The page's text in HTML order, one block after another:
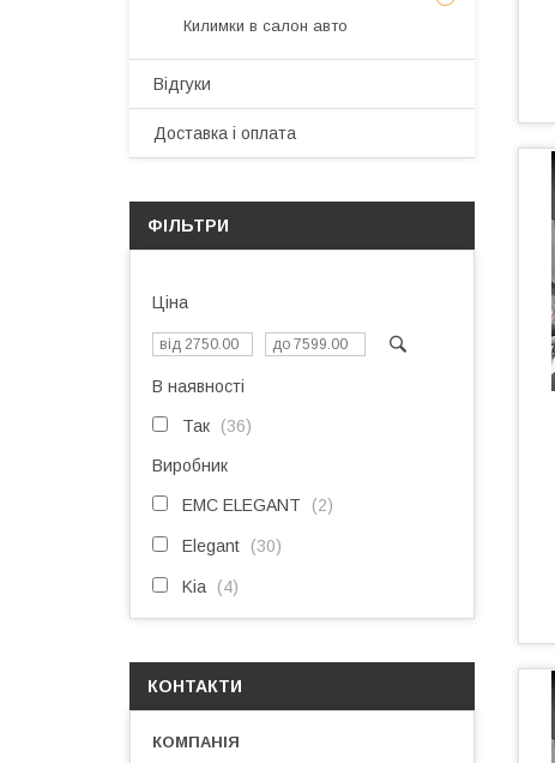
Килимки в салон авто
Відгуки
Доставка і оплата
ФІЛЬТРИ
Ціна
В наявності
Так 36
Виробник
EMC ELEGANT 2
Elegant 30
Kia 4
КОНТАКТИ